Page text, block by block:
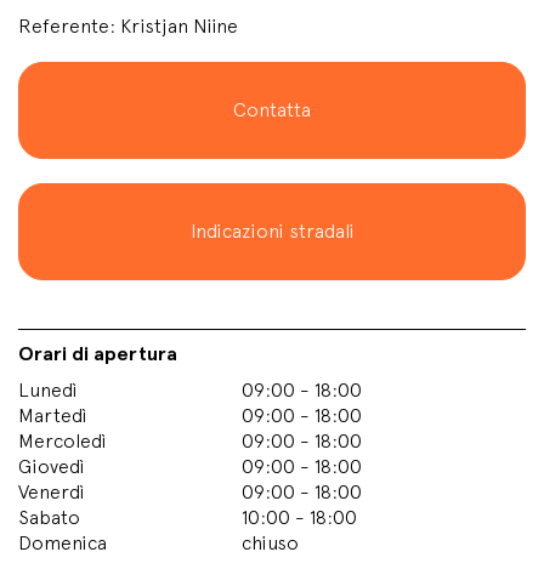
Referente: Kristjan Niine
Contatta
Indicazioni stradali
Orari di apertura
Lunedì
09:00 - 18:00
Martedì
09:00 - 18:00
Mercoledì
09:00 - 18:00
Giovedì
09:00 - 18:00
Venerdì
09:00 - 18:00
Sabato
10:00 - 18:00
Domenica
chiuso